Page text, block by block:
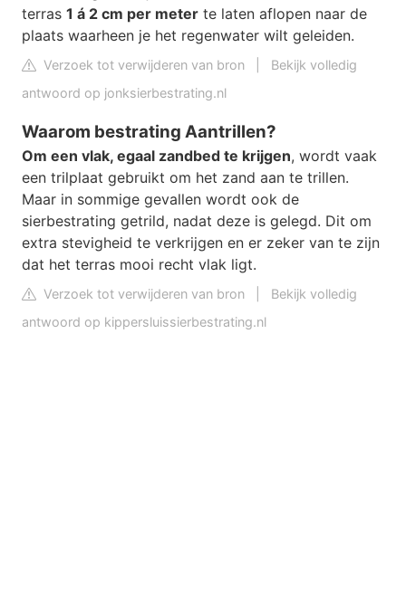
terras 1 á 2 cm per meter te laten aflopen naar de
plaats waarheen je het regenwater wilt geleiden.
Verzoek tot verwijderen van bron
Bekijk volledig
antwoord op jonksierbestrating.nl
Waarom bestrating Aantrillen?
Om een vlak, egaal zandbed te krijgen, wordt vaak
een trilplaat gebruikt om het zand aan te trillen.
Maar in sommige gevallen wordt ook de
sierbestrating getrild, nadat deze is gelegd. Dit om
extra stevigheid te verkrijgen en er zeker van te zijn
dat het terras mooi recht vlak ligt.
Verzoek tot verwijderen van bron
Bekijk volledig
antwoord op kippersluissierbestrating.nl